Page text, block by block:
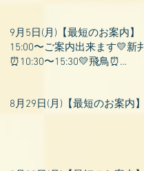
9月5日(月)【最短のお案内】
15:00〜ご案内出来ます💛新井
⏰10:30〜15:30💛飛鳥⏰
8月29日(月)【最短のお案内】